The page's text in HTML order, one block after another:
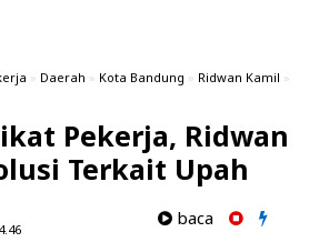
» Daerah » Kota Bandung » Ridwan Kamil »
Pekerja, Ridwan
Terkait Upah
baca